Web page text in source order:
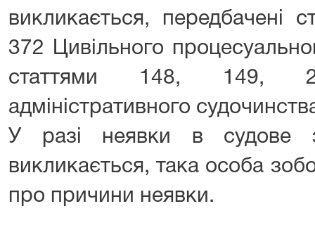
викликається, передбачені
372 Цивільного
статтями 148, 149,
адміністративного
У разі неявки в судове
викликається, така особа
про причини неявки.